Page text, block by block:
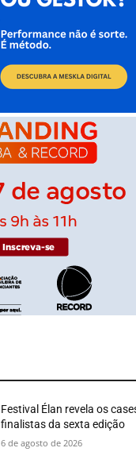
Festival Élan revela os
finalistas da sexta edição
6 de agosto de 2026